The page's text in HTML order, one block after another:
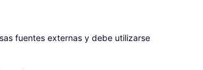
fuentes externas y debe utilizarse